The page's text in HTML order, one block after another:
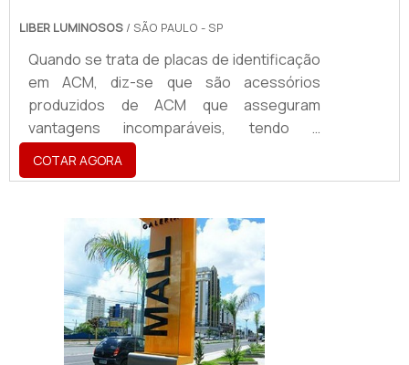
LIBER LUMINOSOS / SÃO PAULO - SP
Quando se trata de placas de identificação
em ACM, diz-se que são acessórios
produzidos de ACM que asseguram
vantagens incomparáveis, tendo a
aplicabilidade em atestar a identidade visual
de uma marca, sendo utilizado para a
dentre vários outros acessórios.O
PRODUTO OFERECE DIVERSAS
VANTAGENSA placa vem se tornando um
produto de extrema importância para o
segmentos como cafés, restaurantes,
shoppi...
COTAR AGORA